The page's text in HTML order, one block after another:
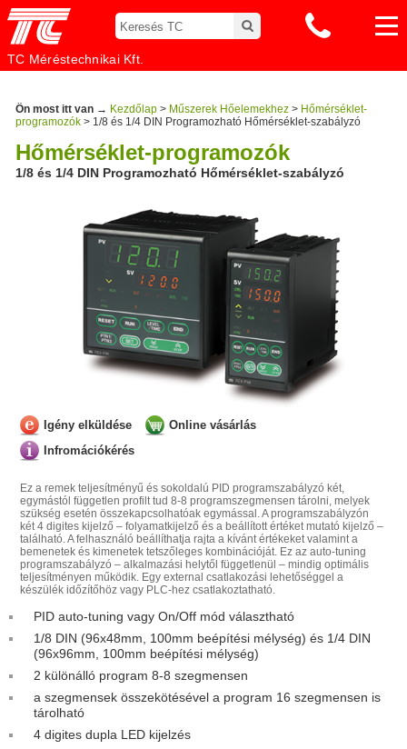
TC Méréstechnikai Kft.
Ön most itt van → Kezdőlap > Műszerek Hőelemekhez > Hőmérséklet-
programozók > 1/8 és 1/4 DIN Programozható Hőmérséklet-szabályzó
Hőmérséklet-programozók
1/8 és 1/4 DIN Programozható Hőmérséklet-szabályzó
Igény elküldése
Online vásárlás
Infromációkérés
Ez a remek teljesítményű és sokoldalú PID programszabályzó két,
egymástól független profilt tud 8-8 programszegmensen tárolni, melyek
szükség esetén összekapcsolhatóak egymással. A programszabályzón
két 4 digites kijelző – folyamatkijelző és a beállított értéket mutató kijelző –
található. A felhasználó beállíthatja rajta a kívánt értékeket valamint a
bemenetek és kimenetek tetszőleges kombinációját. Ez az auto-tuning
programszabályzó – alkalmazási helytől függetlenül – mindig optimális
teljesítményen működik. Egy external csatlakozási lehetőséggel a
készülék időzítőhöz vagy PLC-hez csatlakoztatható.
PID auto-tuning vagy On/Off mód választható
1/8 DIN (96x48mm, 100mm beépítési mélység) és 1/4 DIN
(96x96mm, 100mm beépítési mélység)
2 különálló program 8-8 szegmensen
a szegmensek összekötésével a program 16 szegmensen is
tárolható
4 digites dupla LED kijelzés